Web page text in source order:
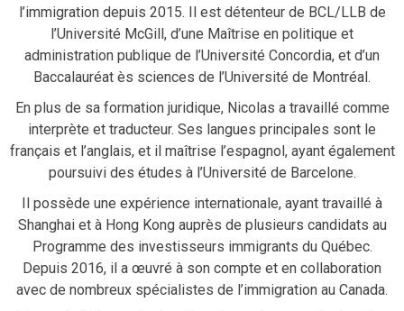
l’immigration depuis 2015. Il est détenteur de BCL/LLB de
l’Université McGill, d’une Maîtrise en politique et
administration publique de l’Université Concordia, et d’un
Baccalauréat ès sciences de l’Université de Montréal.
En plus de sa formation juridique, Nicolas a travaillé comme
interprète et traducteur. Ses langues principales sont le
français et l’anglais, et il maîtrise l’espagnol, ayant également
poursuivi des études à l’Université de Barcelone.
Il possède une expérience internationale, ayant travaillé à
Shanghai et à Hong Kong auprès de plusieurs candidats au
Programme des investisseurs immigrants du Québec.
Depuis 2016, il a œuvré à son compte et en collaboration
avec de nombreux spécialistes de l’immigration au Canada.